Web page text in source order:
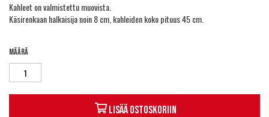
Kahleet on valmistettu muovista.
Käsirenkaan halkaisija noin 8 cm, kahleiden koko pituus 45 cm.
Määrä
Lisää ostoskoriin